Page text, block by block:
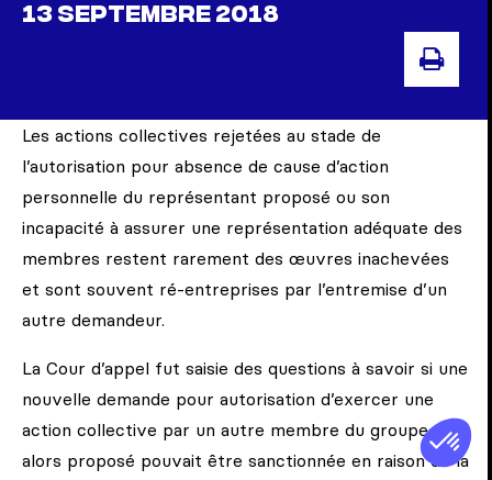
13 SEPTEMBRE 2018
Les actions collectives rejetées au stade de
l’autorisation pour absence de cause d’action
personnelle du représentant proposé ou son
incapacité à assurer une représentation adéquate des
membres restent rarement des œuvres inachevées
et sont souvent ré-entreprises par l’entremise d’un
autre demandeur.
La Cour d’appel fut saisie des questions à savoir si une
nouvelle demande pour autorisation d’exercer une
action collective par un autre membre du groupe
alors proposé pouvait être sanctionnée en raison de la